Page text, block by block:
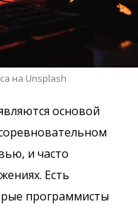
на Unsplash
основой
и часто
Есть
программисты